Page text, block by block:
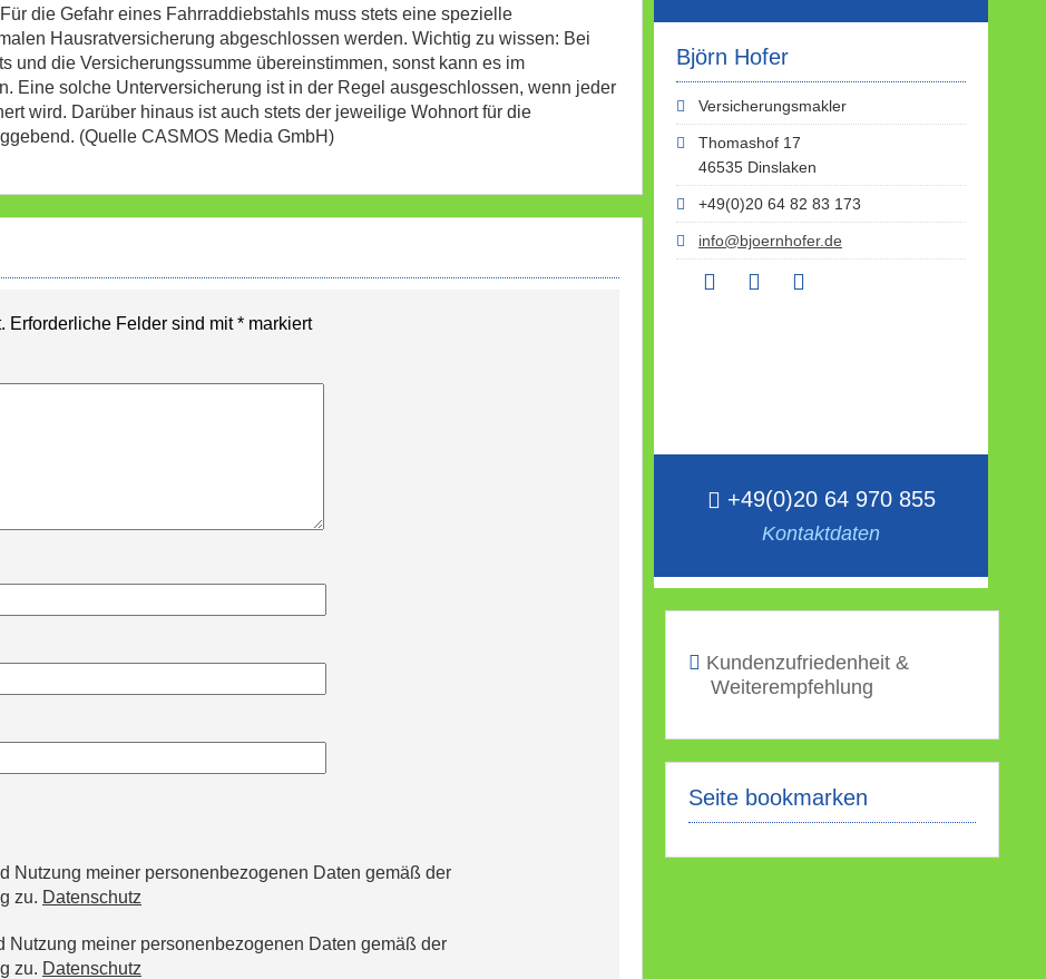
Björn Hofer
Versicherungsmakler
Thomashof 17
46535 Dinslaken
+49(0)20 64 82 83 173
info@bjoernhofer.de
+49(0)20 64 970 855
Kontaktdaten
Kundenzufriedenheit &
Weiterempfehlung
Seite bookmarken
die Gefahr eines Fahrraddiebstahls muss stets eine spezielle
Hausratversicherung abgeschlossen werden. Wichtig zu wissen: Bei
und die Versicherungssumme übereinstimmen, sonst kann es im
Eine solche Unterversicherung ist in der Regel ausgeschlossen, wenn jeder
wird. Darüber hinaus ist auch stets der jeweilige Wohnort für die
(Quelle CASMOS Media GmbH)
Erforderliche Felder sind mit* markiert
Nutzung meiner personenbezogenen Daten gemäß der
zu. Datenschutz
Nutzung meiner personenbezogenen Daten gemäß der
zu. Datenschutz